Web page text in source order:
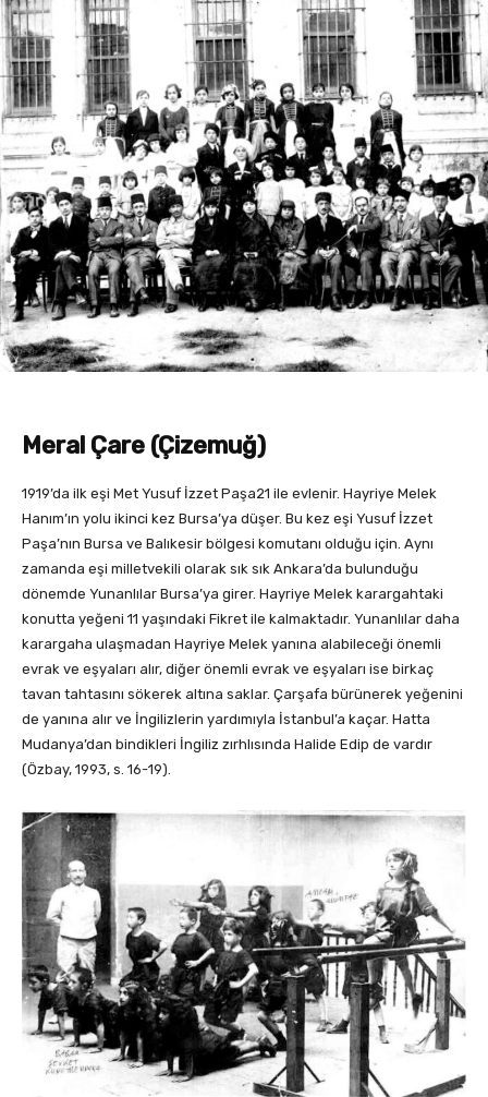
Meral Çare (Çizemuğ)
1919’da ilk eşi Met Yusuf İzzet Paşa21 ile evlenir. Hayriye Melek
Hanım’ın yolu ikinci kez Bursa’ya düşer. Bu kez eşi Yusuf İzzet
Paşa’nın Bursa ve Balıkesir bölgesi komutanı olduğu için. Aynı
zamanda eşi milletvekili olarak sık sık Ankara’da bulunduğu
dönemde Yunanlılar Bursa’ya girer. Hayriye Melek karargahtaki
konutta yeğeni 11 yaşındaki Fikret ile kalmaktadır. Yunanlılar daha
karargaha ulaşmadan Hayriye Melek yanına alabileceği önemli
evrak ve eşyaları alır, diğer önemli evrak ve eşyaları ise birkaç
tavan tahtasını sökerek altına saklar. Çarşafa bürünerek yeğenini
de yanına alır ve İngilizlerin yardımıyla İstanbul’a kaçar. Hatta
Mudanya’dan bindikleri İngiliz zırhlısında Halide Edip de vardır
(Özbay, 1993, s. 16-19).